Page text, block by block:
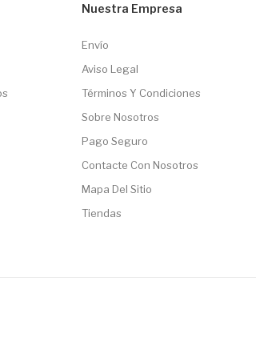
Nuestra Empresa
Envío
Aviso Legal
Términos Y Condiciones
Sobre Nosotros
Pago Seguro
Contacte Con Nosotros
Mapa Del Sitio
Tiendas